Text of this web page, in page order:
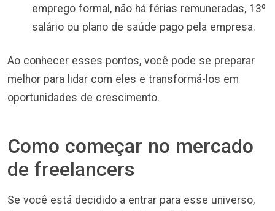
emprego formal, não há férias remuneradas, 13º
salário ou plano de saúde pago pela empresa.
Ao conhecer esses pontos, você pode se preparar
melhor para lidar com eles e transformá-los em
oportunidades de crescimento.
Como começar no mercado
de freelancers
Se você está decidido a entrar para esse universo,